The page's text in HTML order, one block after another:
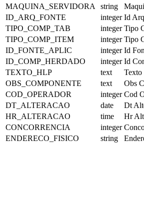
MAQUINA_SERVIDORA
string
ID_ARQ_FONTE
integer Id
TIPO_COMP_TAB
integer Tipo
TIPO_COMP_ITEM
integer Tipo
ID_FONTE_APLIC
integer Id
ID_COMP_HERDADO
integer Id
TEXTO_HLP
text
OBS_COMPONENTE
text
Obs
COD_OPERADOR
integer Cod
DT_ALTERACAO
date
Dt
HR_ALTERACAO
time
Hr
CONCORRENCIA
integer
ENDERECO_FISICO
string